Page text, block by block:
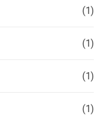
(1)
(1)
(1)
(1)